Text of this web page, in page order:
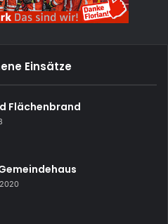
Einsätze
Flächenbrand